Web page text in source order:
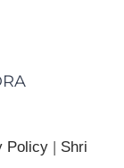
Policy | Shri